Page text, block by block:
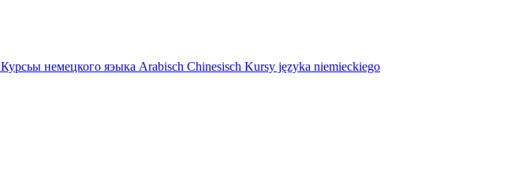
Курсьы немецкого яэыка Arabisch Chinesisch Kursy języka niemieckiego